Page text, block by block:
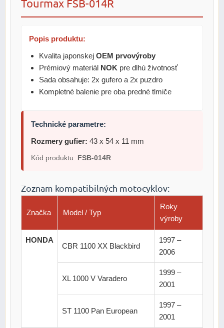
Tourmax FSB-014R
Popis produktu:
Kvalita japonskej OEM prvovýroby
Prémiový materiál NOK pre dlhú životnosť
Sada obsahuje: 2x gufero a 2x puzdro
Kompletné balenie pre oba predné tlmiče
Technické parametre:
Rozmery gufier: 43 x 54 x 11 mm
Kód produktu: FSB-014R
Zoznam kompatibilných motocyklov:
Značka Model / Typ
Roky
výroby
HONDA
CBR 1100 XX Blackbird
1997 –
2006
XL 1000 V Varadero
1999 –
2001
ST 1100 Pan European
1997 –
2001